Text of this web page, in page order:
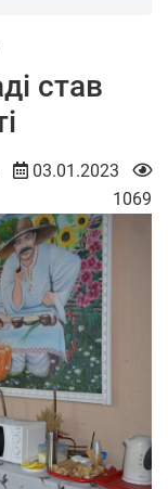
став
03.01.2023
1069